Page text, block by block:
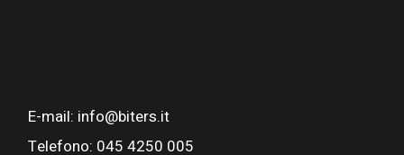
E-mail: info@biters.it
Telefono: 045 4250 005